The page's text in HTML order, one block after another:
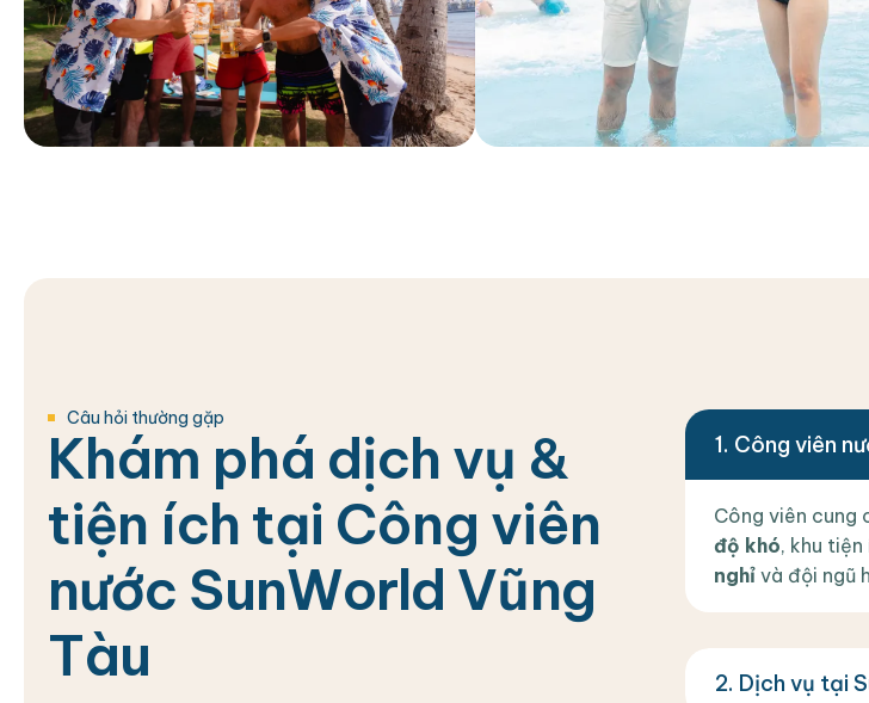
Câu hỏi thường gặp
Khám phá dịch vụ &
tiện ích tại Công viên
nước SunWorld Vũng
Tàu
Công viên
Công viên cung
độ khó, khu
nghỉvà đội ngũ
Dịch vụ tại